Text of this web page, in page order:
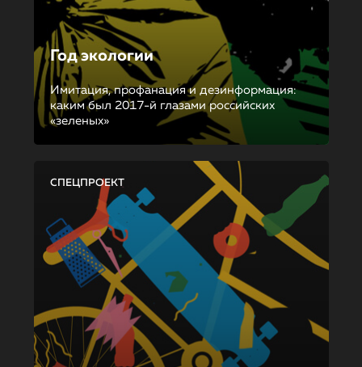
Год экологии
Имитация, профанация и дезинформация:
каким был 2017-й глазами российских
«зеленых»
СПЕЦПРОЕКТ